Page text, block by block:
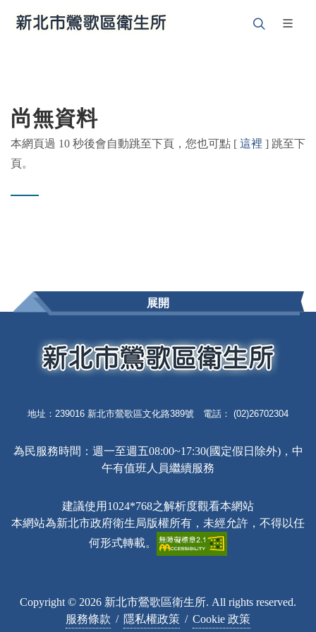
尚無資料
本網頁過 10 秒後會自動跳至下頁，您也可點 [ 這裡 ] 跳至下
頁。
展開
地址：239016 新北市鶯歌區文化路389號 電話： (02)26702304
為民服務時間：週一至週五08:00~17:30(國定假日除外)，中
午有值班人員繼續服務
建議使用1024*768之解析度觀看本網站
本網站為新北市政府衛生局版權所有，未經允許，不得以任
何形式轉載。
Copyright © 2026 新北市鶯歌區衛生所. All rights reserved.
服務條款 / 隱私權政策 / Cookie 政策